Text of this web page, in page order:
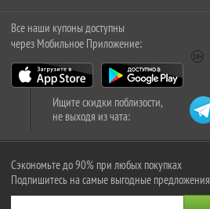
Все наши купоны доступны
через Мобильное Приложение:
Ищите скидки поблизости,
не выходя из чата:
Сэкономьте до 90% при любых покупках
Подпишитесь на самые выгодные предложения